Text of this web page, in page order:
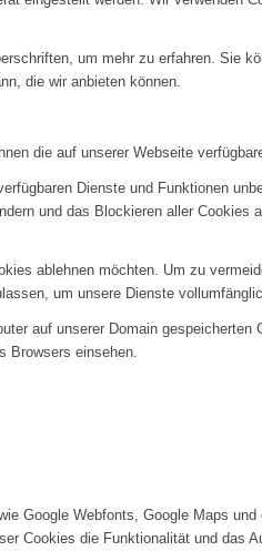
um mehr zu erfahren. Sie
die wir anbieten können.
die auf unserer Webseite
Dienste und Funktionen
und das Blockieren aller
ablehnen möchten. Um zu
um unsere Dienste
auf unserer Domain
Browsers einsehen.
Google Webfonts, Google Maps
Cookies die Funktionalität und das